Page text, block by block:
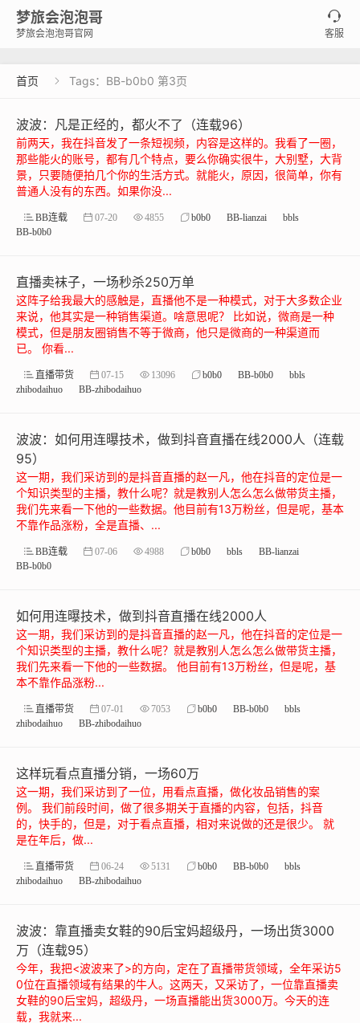
梦旅会泡泡哥
梦旅会泡泡哥官网

客服
首页  Tags：BB-b0b0 第3页
波波：凡是正经的，都火不了（连载96）
前两天，我在抖音发了一条短视频，内容是这样的。我看了一圈，
那些能火的账号，都有几个特点，要么你确实很牛，大别墅，大背
景，只要随便拍几个你的生活方式。就能火，原因，很简单，你有
普通人没有的东西。如果你没...
BB连载 07-20 4855 b0b0 BB-lianzai
bbls
BB-b0b0
直播卖袜子，一场秒杀250万单
这阵子给我最大的感触是，直播他不是一种模式，对于大多数企业
来说，他其实是一种销售渠道。啥意思呢？ 比如说，微商是一种
模式，但是朋友圈销售不等于微商，他只是微商的一种渠道而
已。 你看...
直播带货 07-15 13096 b0b0 BB-b0b0
bbls
zhibodaihuo
BB-zhibodaihuo
波波：如何用连曝技术，做到抖音直播在线2000人（连载
95）
这一期，我们采访到的是抖音直播的赵一凡，他在抖音的定位是一
个知识类型的主播，教什么呢？就是教别人怎么怎么做带货主播，
我们先来看一下他的一些数据。他目前有13万粉丝，但是呢，基本
不靠作品涨粉，全是直播、...
BB连载 07-06 4988 b0b0 bbls
BB-lianzai
BB-b0b0
如何用连曝技术，做到抖音直播在线2000人
这一期，我们采访到的是抖音直播的赵一凡，他在抖音的定位是一
个知识类型的主播，教什么呢？就是教别人怎么怎么做带货主播，
我们先来看一下他的一些数据。 他目前有13万粉丝，但是呢，基
本不靠作品涨粉...
直播带货 07-01 7053 b0b0 BB-b0b0
bbls
zhibodaihuo
BB-zhibodaihuo
这样玩看点直播分销，一场60万
这一期，我们采访到了一位，用看点直播，做化妆品销售的案
例。 我们前段时间，做了很多期关于直播的内容，包括，抖音
的，快手的，但是，对于看点直播，相对来说做的还是很少。 就
是在年后，做...
直播带货 06-24 5131 b0b0 BB-b0b0
bbls
zhibodaihuo
BB-zhibodaihuo
波波：靠直播卖女鞋的90后宝妈超级丹，一场出货3000
万（连载95）
今年，我把<波波来了>的方向，定在了直播带货领域，全年采访5
0位在直播领域有结果的牛人。这两天，又采访了，一位靠直播卖
女鞋的90后宝妈，超级丹，一场直播能出货3000万。今天的连
载，我就来...